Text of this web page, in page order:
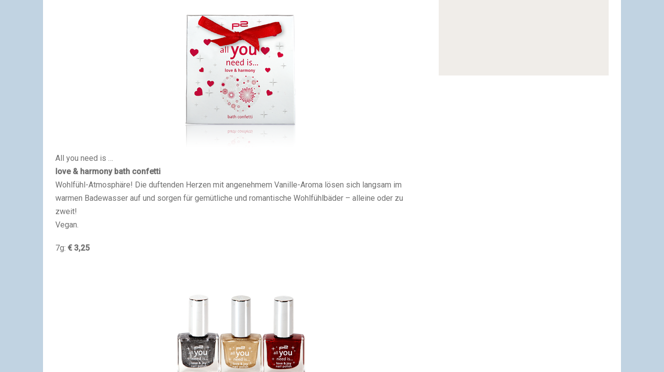
All you need is …
love & harmony bath confetti
Wohlfühl-Atmosphäre! Die duftenden Herzen mit angenehmem Vanille-Aroma lösen sich langsam im
warmen Badewasser auf und sorgen für gemütliche und romantische Wohlfühlbäder – alleine oder zu
zweit!
Vegan.
7g: € 3,25